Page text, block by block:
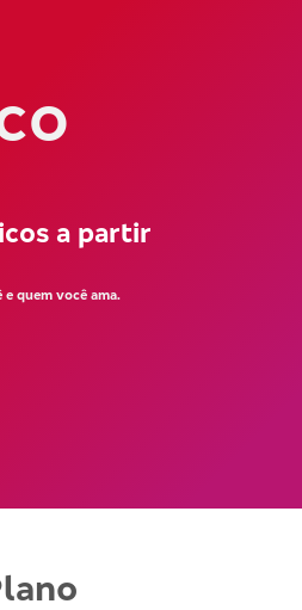
a partir
quem você ama.